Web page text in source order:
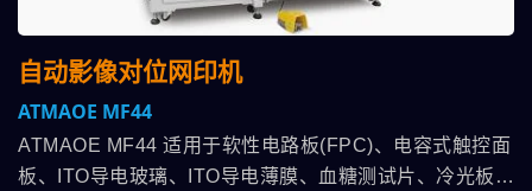
自动影像对位网印机
ATMAOE MF44
ATMAOE MF44 适用于软性电路板(FPC)、电容式触控面
板、ITO导电玻璃、ITO导电薄膜、血糖测试片、冷光板…